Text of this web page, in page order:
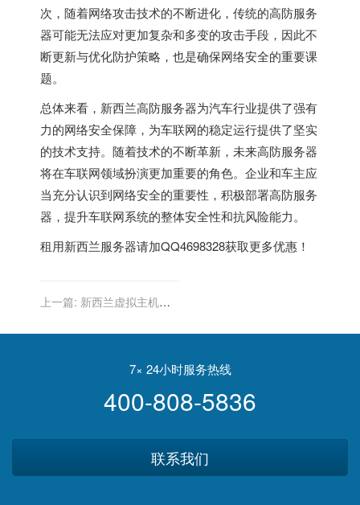
次，随着网络攻击技术的不断进化，传统的高防服务
器可能无法应对更加复杂和多变的攻击手段，因此不
断更新与优化防护策略，也是确保网络安全的重要课
题。
总体来看，新西兰高防服务器为汽车行业提供了强有
力的网络安全保障，为车联网的稳定运行提供了坚实
的技术支持。随着技术的不断革新，未来高防服务器
将在车联网领域扮演更加重要的角色。企业和车主应
当充分认识到网络安全的重要性，积极部署高防服务
器，提升车联网系统的整体安全性和抗风险能力。
租用新西兰服务器请加QQ4698328获取更多优惠！
上一篇: 新西兰虚拟主机：
7× 24小时服务热线
400-808-5836
联系我们